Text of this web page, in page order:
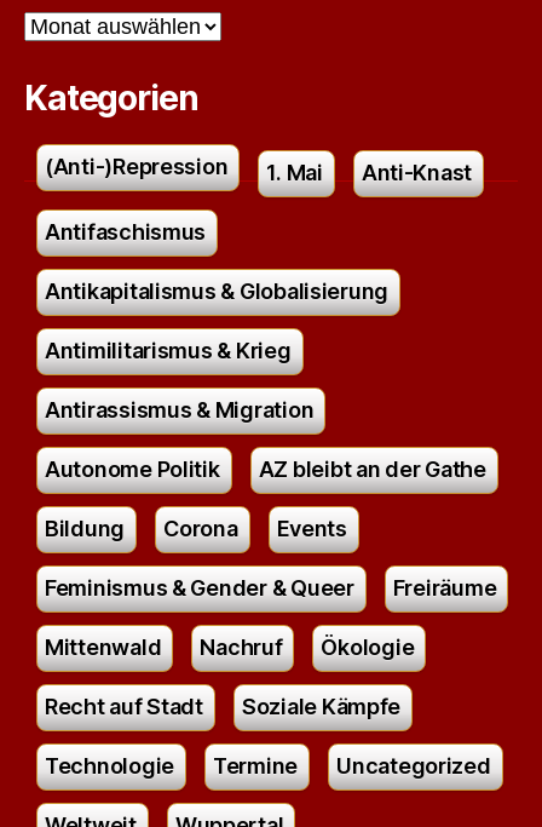
Archiv
Kategorien
(Anti-)Repression 1. Mai Anti-Knast
Antifaschismus
Antikapitalismus & Globalisierung
Antimilitarismus & Krieg
Antirassismus & Migration
Autonome Politik AZ bleibt an der Gathe
Bildung Corona Events
Feminismus & Gender & Queer Freiräume
Mittenwald Nachruf Ökologie
Recht auf Stadt Soziale Kämpfe
Technologie Termine Uncategorized